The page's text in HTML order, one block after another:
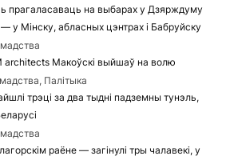
прагаласаваць на выбарах у Дзярждуму
у Мінску, абласных цэнтрах і Бабруйску
architects Макоўскі выйшаў на волю
Палітыка
трэці за два тыдні падземны тунэль,
раёне — загінулі тры чалавекі, у